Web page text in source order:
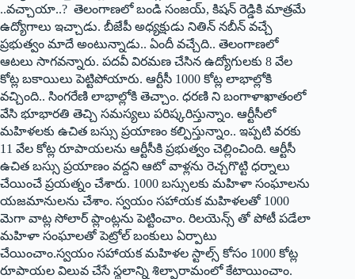
..వ‌చ్చాయా..? తెలంగాణ‌లో బండి సంజ‌య్, కిష‌న్ రెడ్డికి మాత్ర‌మే
ఉద్యోగాలు ఇచ్చాడు. బీజేపీ అధ్య‌క్షుడు నితిన్ న‌బీన్ వ‌చ్చే
ప్ర‌భుత్వం మాదే అంటున్నాడు.. ఏందీ వ‌చ్చేది.. తెలంగాణ‌లో
ఆట‌లు సాగ‌వన్నారు. ప‌ద‌వీ విరమణ చేసిన ఉద్యోగుల‌కు 8 వేల
కోట్ల బ‌కాయిలు పెట్టిపోయారు. ఆర్టీసీ 1000 కోట్ల లాభాల్లోకి
వ‌చ్చింది.. సింగ‌రేణి లాభాల్లోకి తెచ్చాం. ధ‌ర‌ణి ని బంగాళాఖాతంలో
వేసి భూభార‌తి తెచ్చి స‌మ‌స్య‌లు ప‌రిష్క‌రిస్తున్నాం. ఆర్టీసీలో
మ‌హిళ‌ల‌కు ఉచిత బ‌స్సు ప్ర‌యాణం క‌ల్పిస్తున్నాం.. ఇప్ప‌టి వ‌ర‌కు
11 వేల కోట్ల రూపాయ‌ల‌ను ఆర్టీసీకి ప్ర‌భుత్వం చెల్లించింది. ఆర్టీసీ
ఉచిత బ‌స్సు ప్ర‌యాణం వ‌ద్ద‌ని ఆటో వాళ్ల‌ను రెచ్చగొట్టి ధ‌ర్నాలు
చేయించే ప్ర‌య‌త్నం చేశారు. 1000 బ‌స్సులకు మ‌హిళా సంఘాల‌ను
య‌జ‌మానుల‌ను చేశాం. స్వ‌యం స‌హాయ‌క మ‌హిళ‌ల‌తో 1000
మెగా వాట్ల సోలార్ ప్లాంట్ల‌ను పెట్టించాం. రిల‌యెన్స్ తో పోటీ ప‌డేలా
మ‌హిళా సంఘాల‌తో పెట్రోల్ బంకులు ఏర్పాటు
చేయించాం.స్వ‌యం స‌హాయ‌క మ‌హిళల స్టాల్స్ కోసం 1000 కోట్ల
రూపాయ‌ల విలువ చేసే స్థ‌లాన్ని శిల్పారామంలో కేటాయించాం.